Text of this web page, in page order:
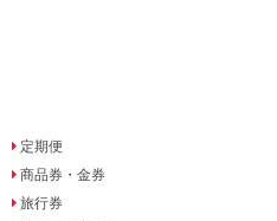
定期便
商品券・金券
旅行券